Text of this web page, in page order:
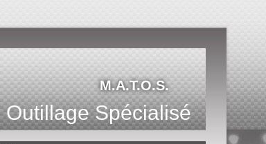
M.A.T.O.S.
Spécialisé